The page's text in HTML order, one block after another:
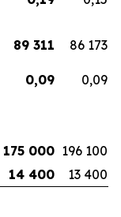
89 311 86 173
0,09 0,09
175 000 196 100
14 400 13 400